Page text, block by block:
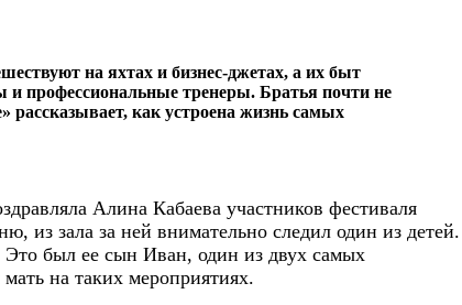
на яхтах и бизнес-джетах, а их быт
профессиональные тренеры. Братья почти не
рассказывает, как устроена жизнь самых
Алина Кабаева участников фестиваля
из зала за ней внимательно следил один из детей.
Это был ее сын Иван, один из двух самых
на таких мероприятиях.